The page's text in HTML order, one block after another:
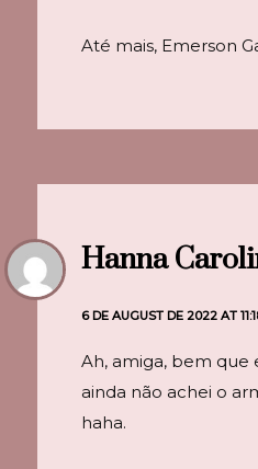
Até mais, Emerson
Hanna
6 DE AUGUST DE 2022 AT
Ah, amiga, bem que
ainda não achei o
haha.